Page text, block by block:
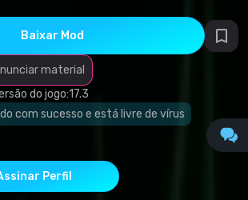
Baixar Mod
material
do jogo:17.3
com sucesso e está livre de vírus
Perfil